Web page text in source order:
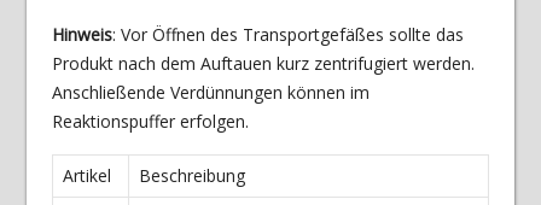
Hinweis: Vor Öffnen des Transportgefäßes sollte das
Produkt nach dem Auftauen kurz zentrifugiert werden.
Anschließende Verdünnungen können im
Reaktionspuffer erfolgen.
Artikel
Beschreibung